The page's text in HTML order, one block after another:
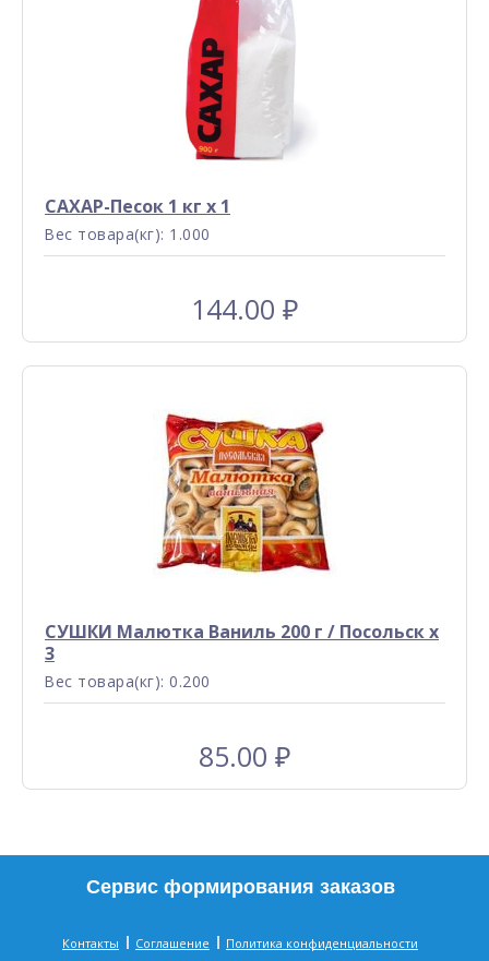
САХАР-Песок 1 кг x 1
Вес товара(кг): 1.000
144.00 ₽
СУШКИ Малютка Ваниль 200 г / Посольск x
3
Вес товара(кг): 0.200
85.00 ₽
Сервис формирования заказов
Контакты Соглашение Политика конфиденциальности